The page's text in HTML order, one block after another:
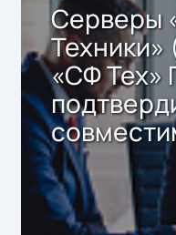
Серверы
Техники»
«СФ Тех»
решением
Storage
хранения